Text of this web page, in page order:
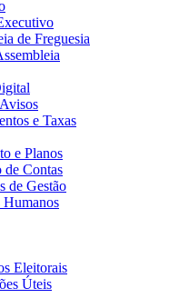
de Freguesia
e Taxas
e Planos
de Contas
de Gestão
Humanos
Eleitorais
Úteis